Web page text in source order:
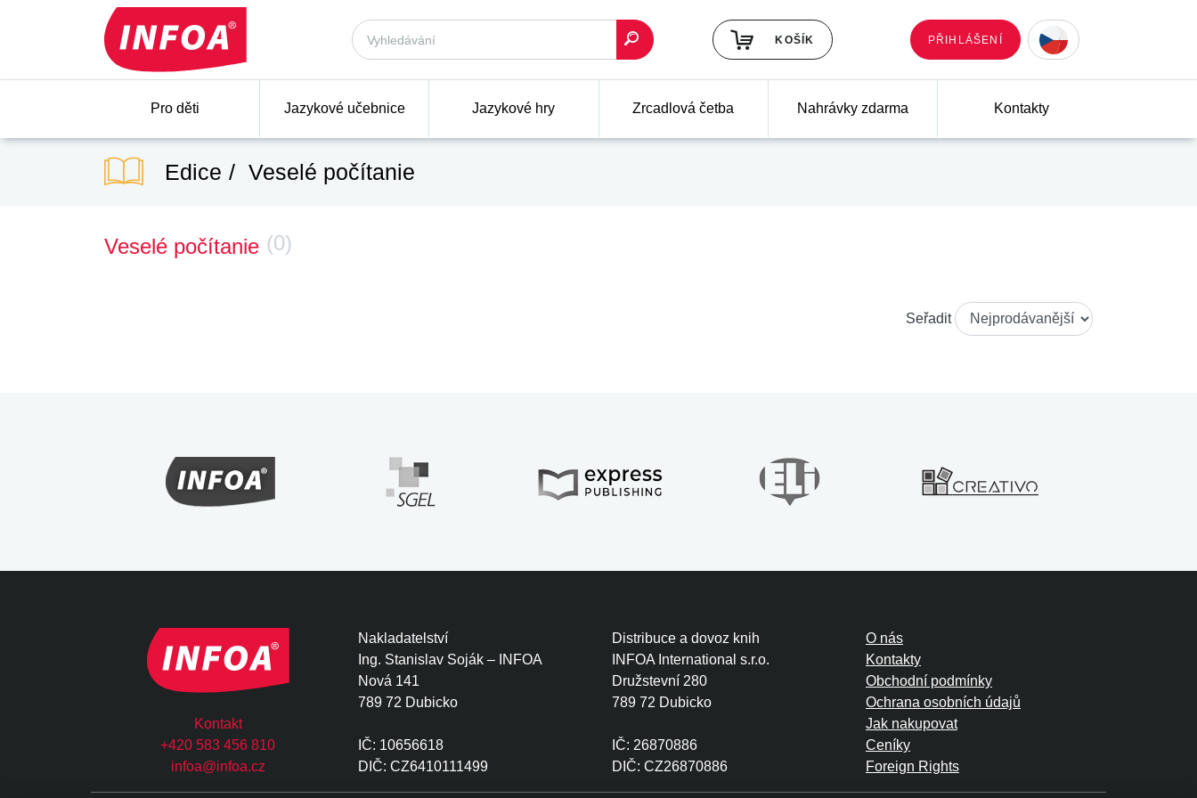
KOŠÍK PŘIHLÁŠENÍ
Pro děti Jazykové učebnice Jazykové hry Zrcadlová četba Nahrávky zdarma Kontakty
Edice Veselé počítanie
Veselé počítanie (0)
Seřadit
Kontakt
+420 583 456 810
infoa@infoa.cz
Nakladatelství
Ing. Stanislav Soják – INFOA
Nová 141
789 72 Dubicko
IČ: 10656618
DIČ: CZ6410111499
Distribuce a dovoz knih
INFOA International s.r.o.
Družstevní 280
789 72 Dubicko
IČ: 26870886
DIČ: CZ26870886
O nás
Kontakty
Obchodní podmínky
Ochrana osobních údajů
Jak nakupovat
Ceníky
Foreign Rights